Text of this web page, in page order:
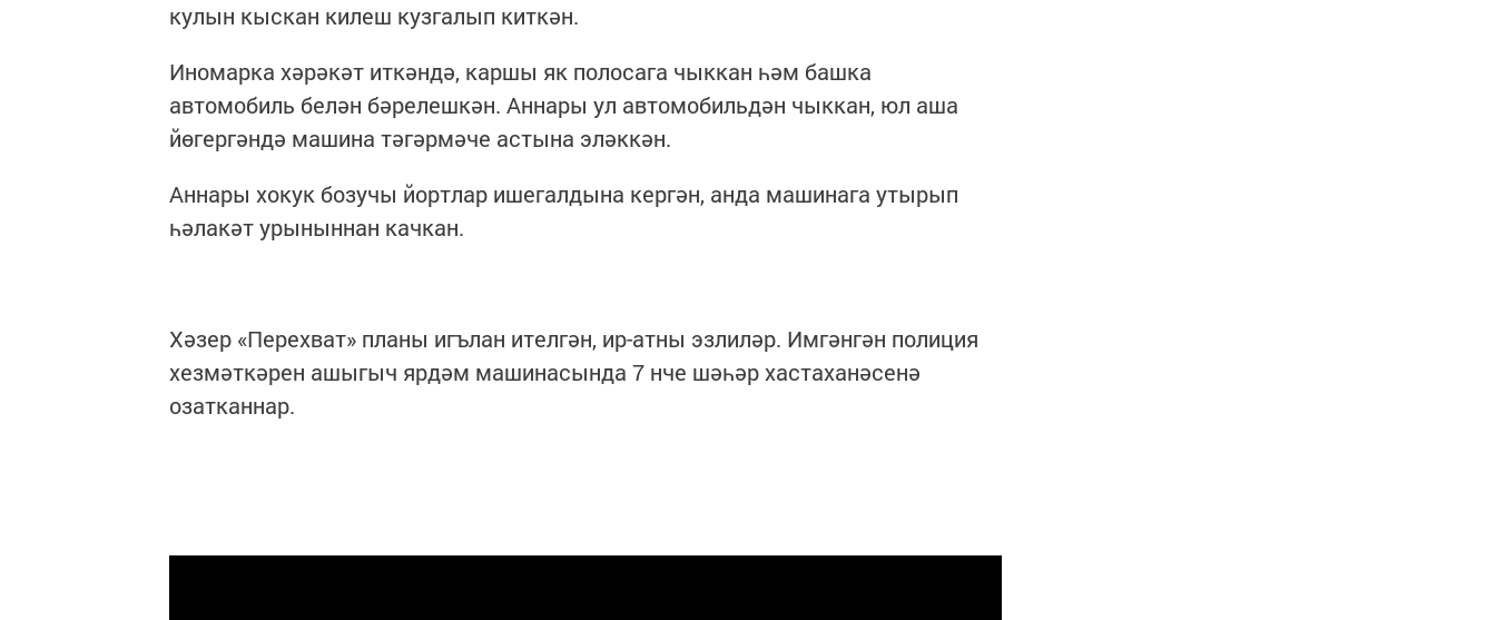
кулын кыскан килеш кузгалып киткән.
Иномарка хәрәкәт иткәндә, каршы як полосага чыккан һәм башка
автомобиль белән бәрелешкән. Аннары ул автомобильдән чыккан, юл аша
йөгергәндә машина тәгәрмәче астына эләккән.
Аннары хокук бозучы йортлар ишегалдына кергән, анда машинага утырып
һәлакәт урыныннан качкан.
Хәзер «Перехват» планы игълан ителгән, ир-атны эзлиләр. Имгәнгән полиция
хезмәткәрен ашыгыч ярдәм машинасында 7 нче шәһәр хастаханәсенә
озатканнар.